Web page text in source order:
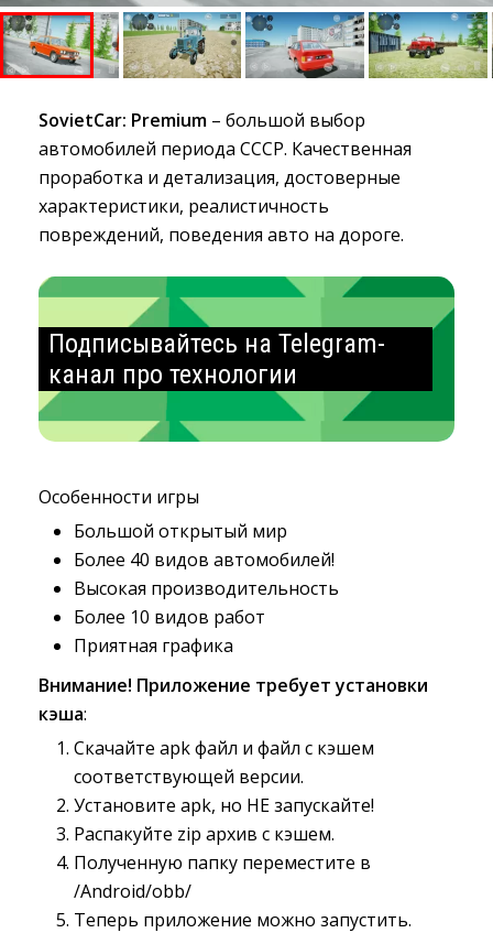
SovietCar: Premium – большой выбор
автомобилей периода СССР. Качественная
проработка и детализация, достоверные
характеристики, реалистичность
повреждений, поведения авто на дороге.
Подписывайтесь на Telegram-
канал про технологии
Особенности игры
Большой открытый мир
Более 40 видов автомобилей!
Высокая производительность
Более 10 видов работ
Приятная графика
Внимание! Приложение требует установки
кэша:
Скачайте apk файл и файл с кэшем
соответствующей версии.
Установите apk, но НЕ запускайте!
Распакуйте zip архив с кэшем.
Полученную папку переместите в
/Android/obb/
Теперь приложение можно запустить.